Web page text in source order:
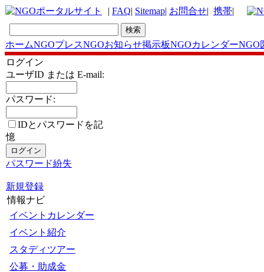
| FAQ| Sitemap| お問合せ| 携帯|
ホームNGOプレスNGOお知らせ掲示板NGOカレンダーNGO
ログイン
ユーザID または E-mail:
パスワード:
IDとパスワードを記
憶
パスワード紛失
新規登録
情報ナビ
イベントカレンダー
イベント紹介
スタディツアー
公募・助成金